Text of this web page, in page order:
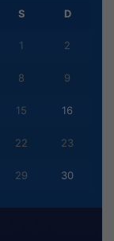
S D
1 2
8 9
15 16
22 23
29 30